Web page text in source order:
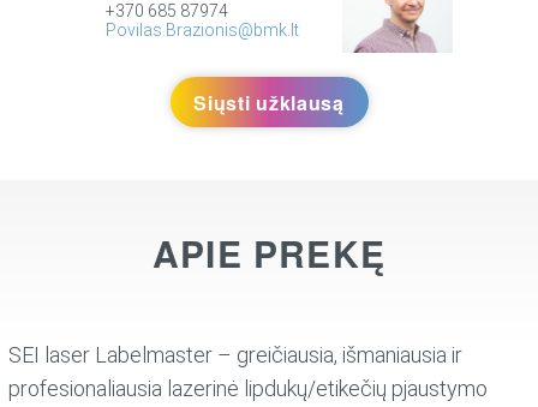
+370 685 87974
Povilas.Brazionis@bmk.lt
Siųsti užklausą
APIE PREKĘ
SEI laser Labelmaster – greičiausia, išmaniausia ir
profesionaliausia lazerinė lipdukų/etikečių pjaustymo